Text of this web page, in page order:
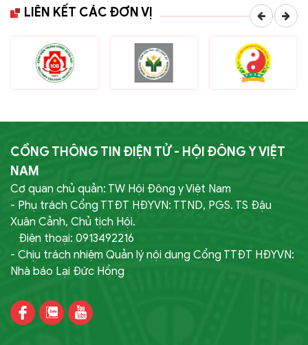
LIÊN KẾT CÁC ĐƠN VỊ
CỔNG THÔNG TIN ĐIỆN TỬ - HỘI ĐÔNG Y VIỆT
NAM
Cơ quan chủ quản: TW Hội Đông y Việt Nam
- Phụ trách Cổng TTĐT HĐYVN: TTND, PGS. TS Đậu
Xuân Cảnh, Chủ tịch Hội.
Điện thoại: 0913492216
- Chịu trách nhiệm Quản lý nội dung Cổng TTĐT HĐYVN:
Nhà báo Lại Đức Hồng